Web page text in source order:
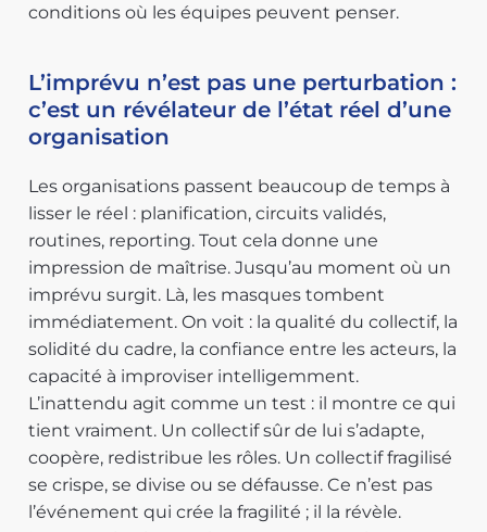
conditions où les équipes peuvent penser.
L’imprévu n’est pas une perturbation :
c’est un révélateur de l’état réel d’une
organisation
Les organisations passent beaucoup de temps à
lisser le réel : planification, circuits validés,
routines, reporting. Tout cela donne une
impression de maîtrise. Jusqu’au moment où un
imprévu surgit. Là, les masques tombent
immédiatement. On voit : la qualité du collectif, la
solidité du cadre, la confiance entre les acteurs, la
capacité à improviser intelligemment.
L’inattendu agit comme un test : il montre ce qui
tient vraiment. Un collectif sûr de lui s’adapte,
coopère, redistribue les rôles. Un collectif fragilisé
se crispe, se divise ou se défausse. Ce n’est pas
l’événement qui crée la fragilité ; il la révèle.